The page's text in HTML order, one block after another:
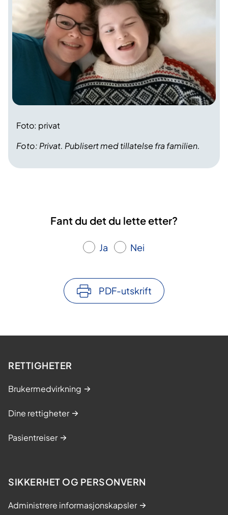
Foto: Privat. Publisert med tillatelse fra familien.
Foto: privat
Fant du det du lette etter?
Ja Nei
PDF-utskrift
RETTIGHETER
Brukermedvirkning
Dine rettigheter
Pasientreiser
SIKKERHET OG PERSONVERN
Administrere informasjonskapsler